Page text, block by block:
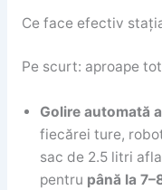
Ce face efectiv
Pe scurt: aproape
Golire automată
fiecărei ture,
sac de 2.5 litri
pentru până la